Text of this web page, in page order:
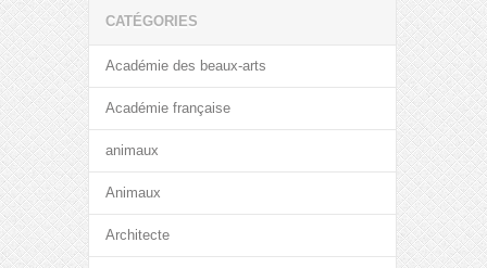
CATÉGORIES
Académie des beaux-arts
Académie française
animaux
Animaux
Architecte